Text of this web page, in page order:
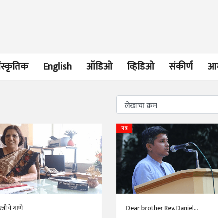
English ऑडिओ व्हिडिओ संकीर्ण
गाणे
पत्र
Dear brother Rev. Daniel...
'चीन भेटीतील भाषणे' या
पुस्तकाचा प्रकाशनसोहळा
सानिया कर्णिक, सतीश बागल,
नीती बडवे, भानू काळे
30 Jul 2026
पत्र
व्यक्तिवेध
मूर्त दृश्याला
देणारा चित्रकार
सोमनाथ कोमरपंत
17 Jul 2026
भाषण
ज्येष्ठांचा
रुग्णशुश्रूषा :